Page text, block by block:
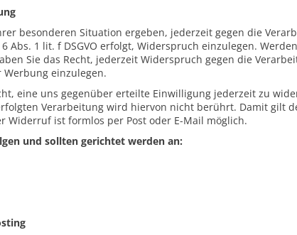
besonderen Situation ergeben, jederzeit gegen die
Abs. 1 lit. f DSGVO erfolgt, Widerspruch einzulegen.
Sie das Recht, jederzeit Widerspruch gegen die
Werbung einzulegen.
eine uns gegenüber erteilte Einwilligung jederzeit zu
Verarbeitung wird hiervon nicht berührt. Damit gilt
ist formlos per Post oder E-Mail möglich.
und sollten gerichtet werden an: